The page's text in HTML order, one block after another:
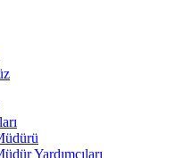
Yardımcıları